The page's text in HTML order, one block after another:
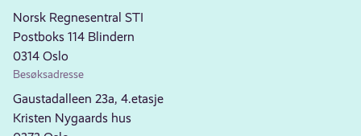
Norsk Regnesentral STI
Postboks 114 Blindern
0314 Oslo
Besøksadresse
Gaustadalleen 23a, 4.etasje
Kristen Nygaards hus